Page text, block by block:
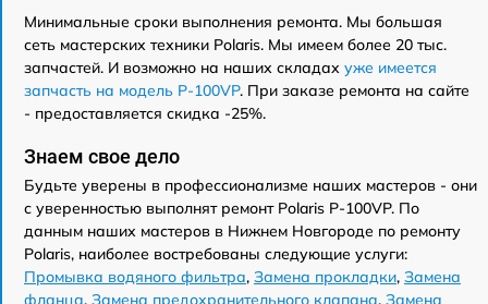
Минимальные сроки выполнения ремонта. Мы большая
сеть мастерских техники Polaris. Мы имеем более 20 тыс.
запчастей. И возможно на наших складах уже имеется
запчасть на модель P-100VP. При заказе ремонта на сайте
- предоставляется скидка -25%.
Знаем свое дело
Будьте уверены в профессионализме наших мастеров - они
с уверенностью выполнят ремонт Polaris P-100VP. По
данным наших мастеров в Нижнем Новгороде по ремонту
Polaris, наиболее востребованы следующие услуги:
Промывка водяного фильтра, Замена прокладки, Замена
фланца, Замена предохранительного клапана, Замена